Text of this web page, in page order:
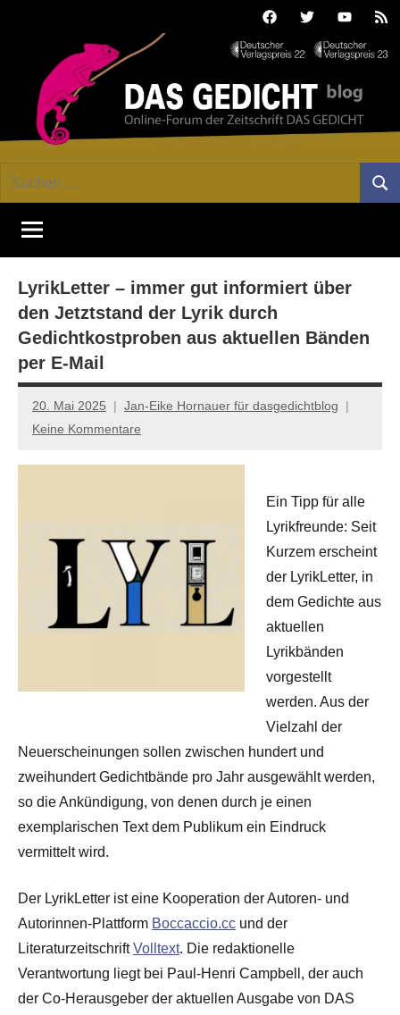
FacebookTwitterYoutube
GEDICHT
blog
Forum
von
DAS
Lyrik,
Essay
Kritik
Suchen
LyrikLetter – immer gut informiert über
den Jetztstand der Lyrik durch
Gedichtkostproben aus aktuellen Bänden
per E-Mail
20. Mai 2025
Jan-Eike Hornauer für dasgedichtblog
Keine Kommentare
Ein Tipp für alle
Lyrikfreunde: Seit
Kurzem erscheint
der LyrikLetter, in
dem Gedichte aus
aktuellen
Lyrikbänden
vorgestellt
werden. Aus der
Vielzahl der
Neuerscheinungen sollen zwischen hundert und
zweihundert Gedichtbände pro Jahr ausgewählt werden,
so die Ankündigung, von denen durch je einen
exemplarischen Text dem Publikum ein Eindruck
vermittelt wird.
Der LyrikLetter ist eine Kooperation der Autoren- und
Autorinnen-Plattform Boccaccio.cc und der
LiteraturzeitschriftVolltext. Die redaktionelle
Verantwortung liegt bei Paul-Henri Campbell, der auch
der Co-Herausgeber der aktuellen Ausgabe von DAS